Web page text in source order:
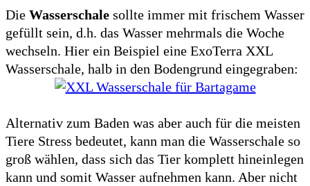
Die Wasserschale sollte immer mit frischem Wasser
gefüllt sein, d.h. das Wasser mehrmals die Woche
wechseln. Hier ein Beispiel eine ExoTerra XXL
Wasserschale, halb in den Bodengrund eingegraben:
Alternativ zum Baden was aber auch für die meisten
Tiere Stress bedeutet, kann man die Wasserschale so
groß wählen, dass sich das Tier komplett hineinlegen
kann und somit Wasser aufnehmen kann. Aber nicht